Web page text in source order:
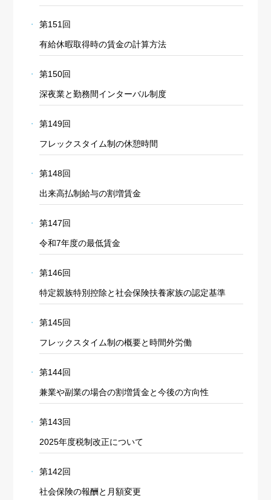
第151回
有給休暇取得時の賃金の計算方法
第150回
深夜業と勤務間インターバル制度
第149回
フレックスタイム制の休憩時間
第148回
出来高払制給与の割増賃金
第147回
令和7年度の最低賃金
第146回
特定親族特別控除と社会保険扶養家族の認定基準
第145回
フレックスタイム制の概要と時間外労働
第144回
兼業や副業の場合の割増賃金と今後の方向性
第143回
2025年度税制改正について
第142回
社会保険の報酬と月額変更